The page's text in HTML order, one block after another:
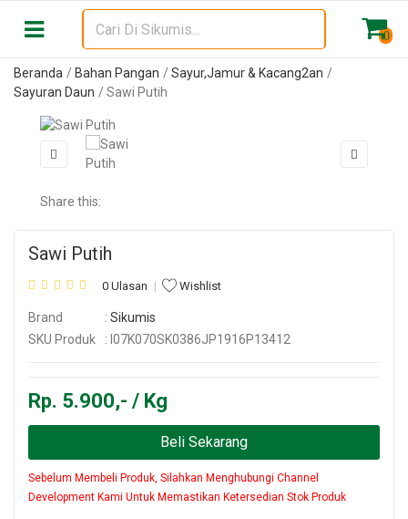
0
Beranda Bahan Pangan
Sayur,Jamur & Kacang2an
Sayuran Daun
Sawi Putih
Share this:
Sawi Putih
0 Ulasan Wishlist
Brand : Sikumis
SKU Produk
: I07K070SK0386JP1916P13412
Rp. 5.900,- / Kg
Beli Sekarang
Sebelum Membeli Produk, Silahkan Menghubungi Channel
Development Kami Untuk Memastikan Ketersedian Stok Produk